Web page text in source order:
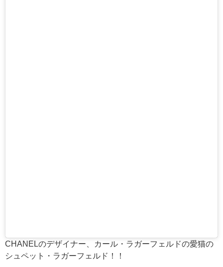
CHANELのデザイナー、カール・ラガーフェルドの愛猫の
シュペット・ラガーフェルド！！